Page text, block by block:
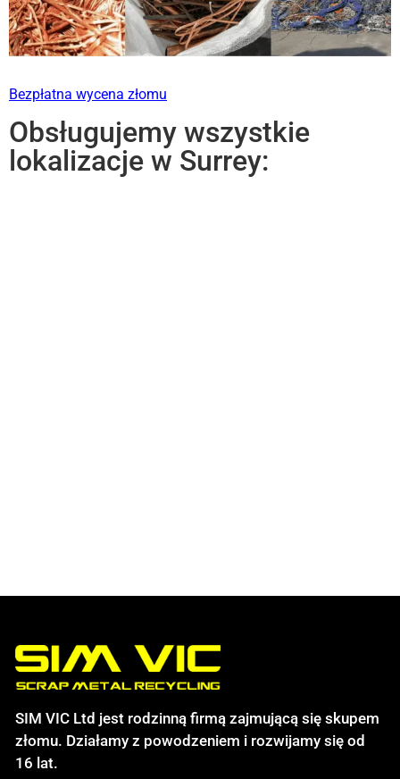
Bezpłatna wycena złomu
Obsługujemy wszystkie
lokalizacje w Surrey:
SIM VIC Ltd jest rodzinną firmą zajmującą się skupem
złomu. Działamy z powodzeniem i rozwijamy się od
16 lat.